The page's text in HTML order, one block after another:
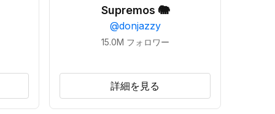
Supremos 🐘
@donjazzy
15.0M フォロワー
詳細を見る